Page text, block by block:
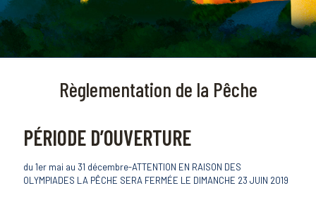
Règlementation de la Pêche
PÉRIODE D’OUVERTURE
du 1er mai au 31 décembre-ATTENTION EN RAISON DES
OLYMPIADES LA PÊCHE SERA FERMÉE LE DIMANCHE 23 JUIN 2019